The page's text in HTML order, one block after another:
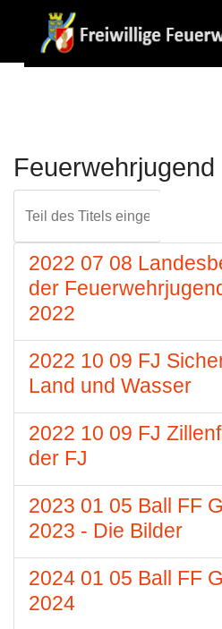
Feuerwehrjugend
2022 07 08
der
2022
2022 10 09 FJ
Land und Wasser
2022 10 09 FJ
der FJ
2023 01 05 Ball FF
2023 - Die Bilder
2024 01 05 Ball FF
2024